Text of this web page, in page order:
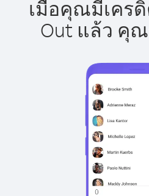
เมื่อคุณมีเคร
Out แล้ว คุ